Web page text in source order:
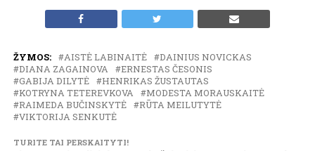
ŽYMOS: AISTĖ LABINAITĖ
DAINIUS NOVICKAS
DIANA ZAGAINOVA
ERNESTAS ČESONIS
GABIJA DILYTĖ
HENRIKAS ŽUSTAUTAS
KOTRYNA TETEREVKOVA
MODESTA MORAUSKAITĖ
RAIMEDA BUČINSKYTĖ
RŪTA MEILUTYTĖ
VIKTORIJA SENKUTĖ
TURITE TAI PERSKAITYTI!